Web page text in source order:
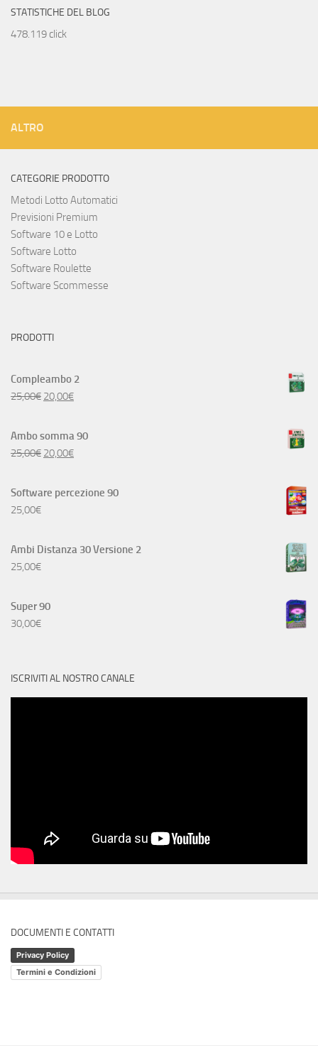
STATISTICHE DEL BLOG
478.119 click
ALTRO
CATEGORIE PRODOTTO
Metodi Lotto Automatici
Previsioni Premium
Software 10 e Lotto
Software Lotto
Software Roulette
Software Scommesse
PRODOTTI
Compleambo 2
25,00€ 20,00€
Ambo somma 90
25,00€ 20,00€
Software percezione 90
25,00€
Ambi Distanza 30 Versione 2
25,00€
Super 90
30,00€
ISCRIVITI AL NOSTRO CANALE
DOCUMENTI E CONTATTI
Privacy Policy
Termini e Condizioni